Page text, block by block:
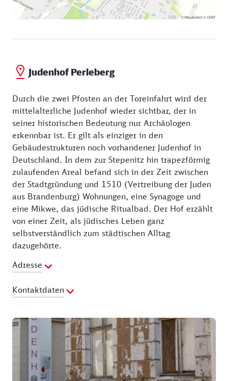
Judenhof Perleberg
Durch die zwei Pfosten an der Toreinfahrt wird der
mittelalterliche Judenhof wieder sichtbar, der in
seiner historischen Bedeutung nur Archäologen
erkennbar ist. Er gilt als einziger in den
Gebäudestrukturen noch vorhandener Judenhof in
Deutschland. In dem zur Stepenitz hin trapezförmig
zulaufenden Areal befand sich in der Zeit zwischen
der Stadtgründung und 1510 (Vertreibung der Juden
aus Brandenburg) Wohnungen, eine Synagoge und
eine Mikwe, das jüdische Ritualbad. Der Hof erzählt
von einer Zeit, als jüdisches Leben ganz
selbstverständlich zum städtischen Alltag
dazugehörte.
Adresse
Kontaktdaten
Social Media:https://de-
de.facebook.com/PerlebergerJudenhof